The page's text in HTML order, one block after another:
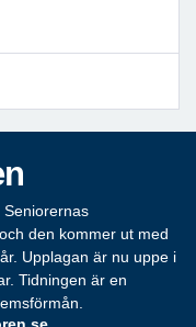
Seniorernas
den kommer ut med
Upplagan är nu uppe i
Tidningen är en